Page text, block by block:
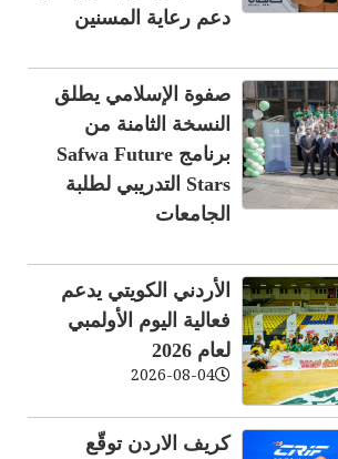
دعم رعاية المسنين
صفوة الإسلامي يطلق
النسخة الثامنة من
برنامج Safwa Future
Stars التدريبي لطلبة
الجامعات
الأردني الكويتي يدعم
فعالية اليوم الأولمبي
لعام 2026
2026-08-04
كريف الاردن توقّع